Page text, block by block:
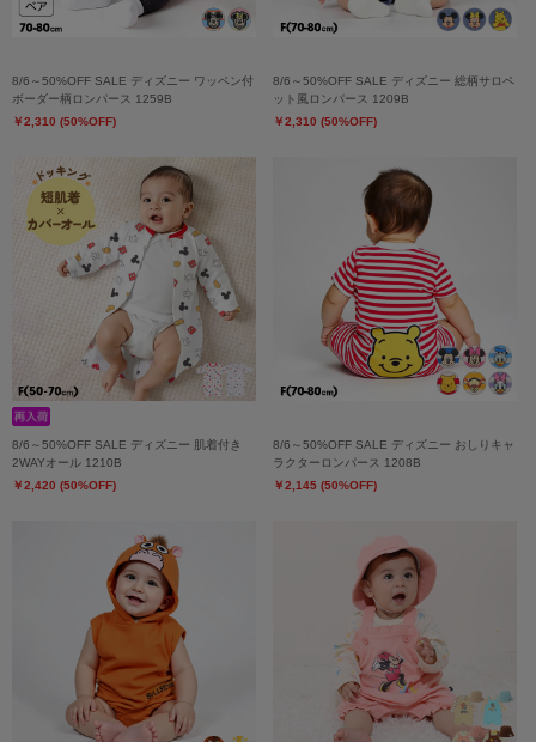
8/6～50%OFF SALE ディズニー ワッペン付
ボーダー柄ロンパース 1259B
￥2,310 (50%OFF)
8/6～50%OFF SALE ディズニー 総柄サロペ
ット風ロンパース 1209B
￥2,310 (50%OFF)
8/6～50%OFF SALE ディズニー 肌着付き
2WAYオール 1210B
￥2,420 (50%OFF)
8/6～50%OFF SALE ディズニー おしりキャ
ラクターロンパース 1208B
￥2,145 (50%OFF)